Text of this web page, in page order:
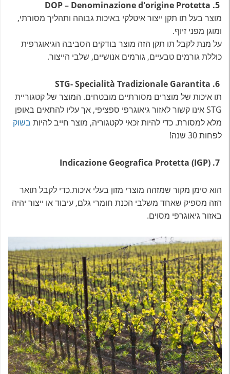
מוצר בעל תו תקן ייצור איטלקי באיכות גבוהה ותהליך מסורתי,
ומוגן מפני זיוף.
על מנת לקבל תו תקן הזה מוצר בודקים הסביבה הגיאוגרפית
כוללת גורמים טבעיים, גורמים אנושיים, שלבי הייצור.
תו איכות של מוצרים מסורתיים מובטחים. המוצר של קטגוריית
STG אינו קשור לאזור גיאוגרפי ספציפי, אך עליו להתאים באופן
מלא למסורת. כדי להיות זכאי לקטגוריה, מוצר חייב להיות בשוק
לפחות 30 שנה!
הוא סימן מקור שמזהה מוצרי מזון בעלי איכות.כדי לקבל תואר
הזה מספיק שאחד משלבי הכנת חומרי גלם, עיבוד או ייצור יהיה
באזור גיאוגרפי מסוים.